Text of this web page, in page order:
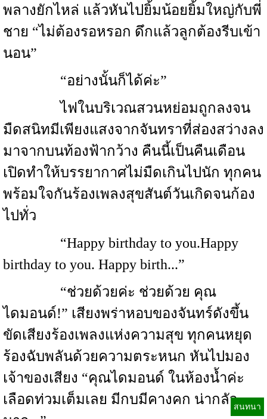
พลางยักไหล่ แล้วหันไปยิ้มน้อยยิ้มใหญ่กับพี่
ชาย “ไม่ต้องรอหรอก ดึกแล้วลูกต้องรีบเข้า
นอน”
“อย่างนั้นก็ได้ค่ะ”
ไฟในบริเวณสวนหย่อมถูกลงจน
มืดสนิทมีเพียงแสงจากจันทราที่ส่องสว่างลง
มาจากบนท้องฟ้ากว้าง คืนนี้เป็นคืนเดือน
เปิดทำให้บรรยากาศไม่มืดเกินไปนัก ทุกคน
พร้อมใจกันร้องเพลงสุขสันต์วันเกิดจนก้อง
ไปทั่ว
“Happy birthday to you.Happy
birthday to you. Happy birth...”
“ช่วยด้วยค่ะ ช่วยด้วย คุณ
ไดมอนด์!” เสียงพร่าหอบของจันทร์ดังขึ้น
ขัดเสียงร้องเพลงแห่งความสุข ทุกคนหยุด
ร้องฉับพลันด้วยความตระหนก หันไปมอง
เจ้าของเสียง “คุณไดมอนด์ ในห้องน้ำค่ะ
เลือดท่วมเต็มเลย มีกบมีคางคก น่ากลัวสนทนา